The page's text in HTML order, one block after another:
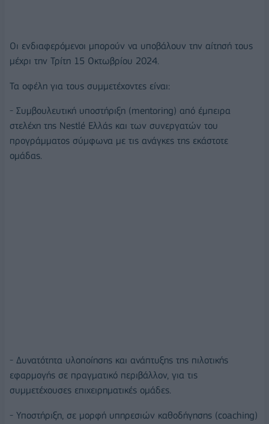
Οι ενδιαφερόμενοι μπορούν να υποβάλουν την αίτησή τους
μέχρι την Τρίτη 15 Οκτωβρίου 2024.
Τα οφέλη για τους συμμετέχοντες είναι:
- Συμβουλευτική υποστήριξη (mentoring) από έμπειρα
στελέχη της Nestlé Ελλάς και των συνεργατών του
προγράμματος σύμφωνα με τις ανάγκες της εκάστοτε
ομάδας.
- Δυνατότητα υλοποίησης και ανάπτυξης της πιλοτικής
εφαρμογής σε πραγματικό περιβάλλον, για τις
συμμετέχουσες επιχειρηματικές ομάδες.
- Υποστήριξη, σε μορφή υπηρεσιών καθοδήγησης (coaching)